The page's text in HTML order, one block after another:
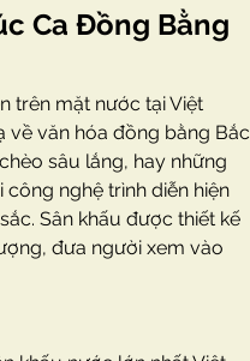
Ca Đồng Bằng
trên mặt nước tại Việt
về văn hóa đồng bằng Bắc
sâu lắng, hay những
nghệ trình diễn hiện
Sân khấu được thiết kế
đưa người xem vào